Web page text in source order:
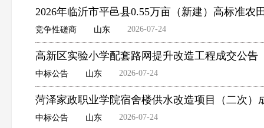
2026年临沂市平邑县0.55万亩（新建）高标准
竞争性磋商 山东 2026-07-24
高新区实验小学配套路网提升改造工程成交公告
中标公告 山东 2026-07-24
菏泽家政职业学院宿舍楼供水改造项目（二次）
中标公告 山东 2026-07-24